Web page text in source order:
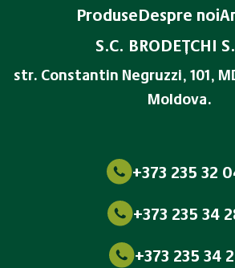
ProduseDespre noi
S.C. BRODEŢCHI
str. Constantin Negruzzi, 101,
Moldova.
+373 235 32
+373 235 34
+373 235 34